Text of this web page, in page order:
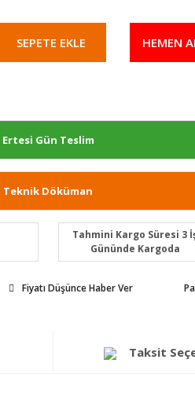
SEPETE EKLE HEMEN
Ertesi Gün Teslim
Teknik Döküman
Tahmini Kargo Süresi 3
Gününde Kargoda
Fiyatı Düşünce Haber Ver
Taksit